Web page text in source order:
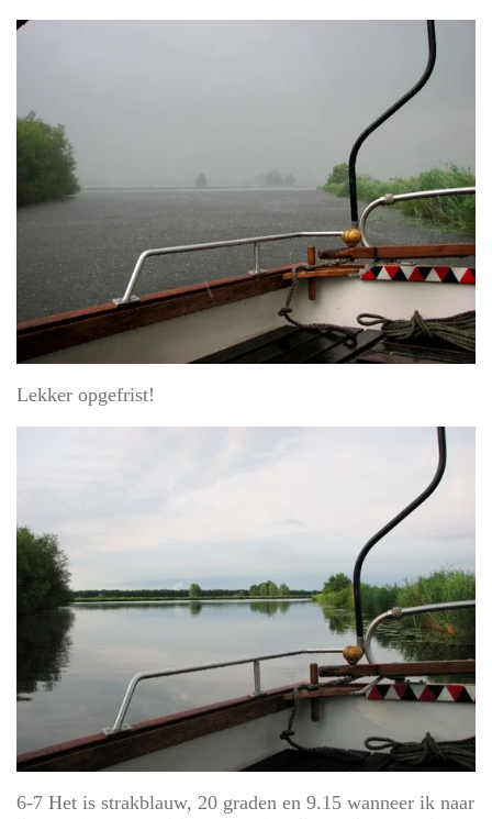
Lekker opgefrist!
6-7 Het is strakblauw, 20 graden en 9.15 wanneer ik naar